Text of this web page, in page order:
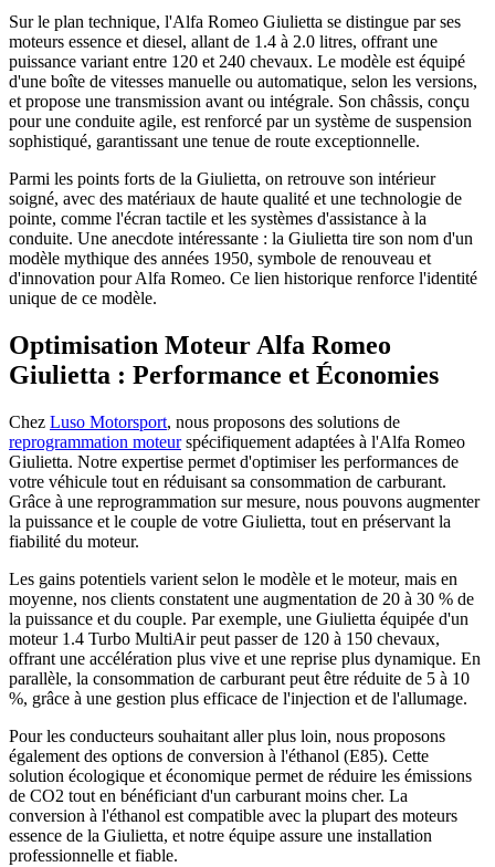
Sur le plan technique, l'Alfa Romeo Giulietta se distingue par ses
moteurs essence et diesel, allant de 1.4 à 2.0 litres, offrant une
puissance variant entre 120 et 240 chevaux. Le modèle est équipé
d'une boîte de vitesses manuelle ou automatique, selon les versions,
et propose une transmission avant ou intégrale. Son châssis, conçu
pour une conduite agile, est renforcé par un système de suspension
sophistiqué, garantissant une tenue de route exceptionnelle.
Parmi les points forts de la Giulietta, on retrouve son intérieur
soigné, avec des matériaux de haute qualité et une technologie de
pointe, comme l'écran tactile et les systèmes d'assistance à la
conduite. Une anecdote intéressante : la Giulietta tire son nom d'un
modèle mythique des années 1950, symbole de renouveau et
d'innovation pour Alfa Romeo. Ce lien historique renforce l'identité
unique de ce modèle.
Optimisation Moteur Alfa Romeo
Giulietta : Performance et Économies
Chez Luso Motorsport, nous proposons des solutions de
reprogrammation moteurspécifiquement adaptées à l'Alfa Romeo
Giulietta. Notre expertise permet d'optimiser les performances de
votre véhicule tout en réduisant sa consommation de carburant.
Grâce à une reprogrammation sur mesure, nous pouvons augmenter
la puissance et le couple de votre Giulietta, tout en préservant la
fiabilité du moteur.
Les gains potentiels varient selon le modèle et le moteur, mais en
moyenne, nos clients constatent une augmentation de 20 à 30 % de
la puissance et du couple. Par exemple, une Giulietta équipée d'un
moteur 1.4 Turbo MultiAir peut passer de 120 à 150 chevaux,
offrant une accélération plus vive et une reprise plus dynamique. En
parallèle, la consommation de carburant peut être réduite de 5 à 10
%, grâce à une gestion plus efficace de l'injection et de l'allumage.
Pour les conducteurs souhaitant aller plus loin, nous proposons
également des options de conversion à l'éthanol (E85). Cette
solution écologique et économique permet de réduire les émissions
de CO2 tout en bénéficiant d'un carburant moins cher. La
conversion à l'éthanol est compatible avec la plupart des moteurs
essence de la Giulietta, et notre équipe assure une installation
professionnelle et fiable.